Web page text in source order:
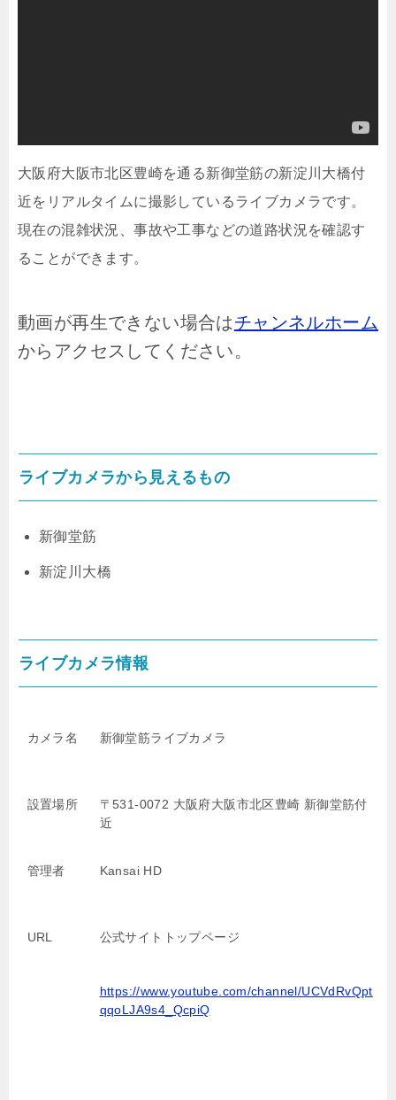
大阪府大阪市北区豊崎を通る新御堂筋の新淀川大橋付
近をリアルタイムに撮影しているライブカメラです。
現在の混雑状況、事故や工事などの道路状況を確認す
ることができます。
動画が再生できない場合はチャンネルホーム
からアクセスしてください。
ライブカメラから見えるもの
新御堂筋
新淀川大橋
ライブカメラ情報
カメラ名 新御堂筋ライブカメラ
設置場所
〒531-0072 大阪府大阪市北区豊崎 新御堂筋付
近
管理者 Kansai HD
URL 公式サイトトップページ
https://www.youtube.com/channel/UCVdRvQpt
qqoLJA9s4_QcpiQ